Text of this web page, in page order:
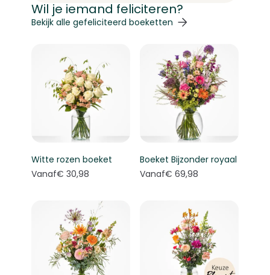
Wil je iemand feliciteren?
Navigeren door de elementen van de carrousel is
Druk om carrousel over te slaan
Bekijk alle gefeliciteerd boeketten
Witte rozen boeket
Vanaf€ 30,98
Boeket Bijzonder royaal
Vanaf€ 69,98